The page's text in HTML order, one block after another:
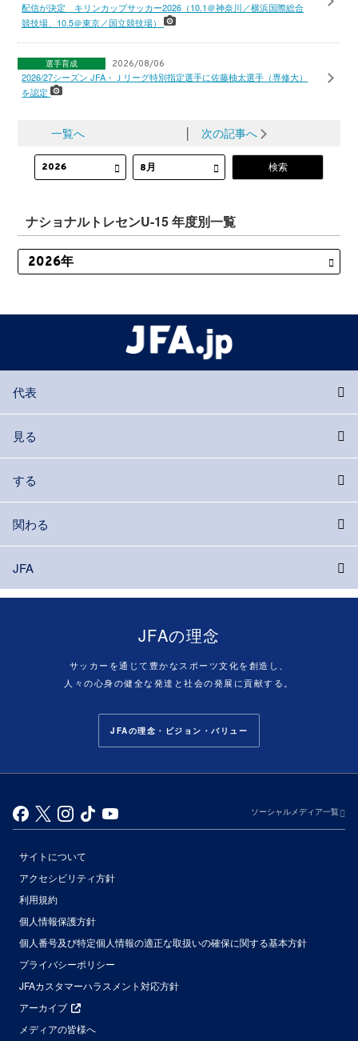
配信が決定 キリンカップサッカー2026（10.1＠神奈川／横浜国際総合
競技場、10.5＠東京／国立競技場）
選手育成 2026/08/06
2026/27シーズン JFA・Ｊリーグ特別指定選手に佐藤柚太選手（専修大）
を認定
一覧へ 次の記事へ
ナショナルトレセンU-15 年度別一覧
代表
見る
する
関わる
JFA
JFAの理念
サッカーを通じて豊かなスポーツ文化を創造し、
人々の心身の健全な発達と社会の発展に貢献する。
JFAの理念・ビジョン・バリュー
ソーシャルメディア一覧
サイトについて
アクセシビリティ方針
利用規約
個人情報保護方針
個人番号及び特定個人情報の適正な取扱いの確保に関する基本方針
プライバシーポリシー
JFAカスタマーハラスメント対応方針
アーカイブ
メディアの皆様へ